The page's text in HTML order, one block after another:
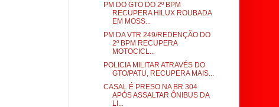
PM DO GTO DO 2º BPM
RECUPERA HILUX ROUBADA
EM MOSS...
PM DA VTR 249/REDENÇÃO DO
2º BPM RECUPERA
MOTOCICL...
POLICIA MILITAR ATRAVÉS DO
GTO/PATU, RECUPERA MAIS...
CASAL É PRESO NA BR 304
APÓS ASSALTAR ÔNIBUS DA
LI...